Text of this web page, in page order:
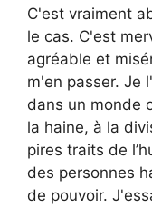
C'est vraiment
le cas. C'est
agréable et
m'en passer. Je
dans un monde
la haine, à la
pires traits de
des personnes
de pouvoir.